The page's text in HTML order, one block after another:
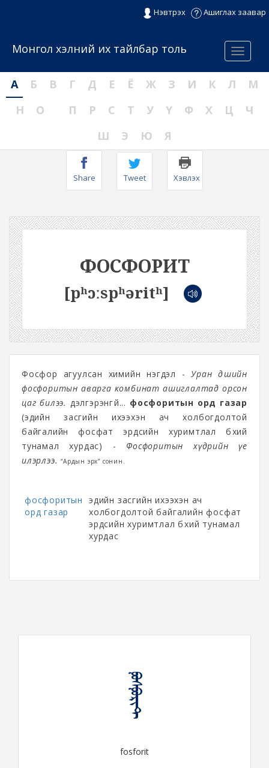
Нэвтрэх Ашиглах заавар
Menu
Монгол хэлний их тайлбар толь
А Б В Г Д Е Ё Ж З И К Л
М
Н
О П Р С Т У Ү Ф Х Ц
Ч
Ш
Э Ю Я
Share Tweet Хэвлэх
ФОСФОРИТ
[pʰɔːspʰəritʰ]
Фосфор агуулсан химийн нэгдэл -Уран дөшийн
фосфоритын аварга комбинат ашиглалтад орсон
цаг билээ. дэлгэрэнгүй... фосфоритын орд газар
(эдийн засгийн ихээхэн ач холбогдолтой
байгалийн фосфат эрдсийн хуримтлал бүхий
тунамал хурдас) - Фосфоритын хүдрийн үе
илэрлээ. “Ардын эрх” сонин.
фосфоритын
орд газар
эдийн засгийн ихээхэн ач
холбогдолтой байгалийн фосфат
эрдсийн хуримтлал бүхий тунамал
хурдас
ᠹᠣᠰᠹᠤᠷᠢᠲ
fosforit